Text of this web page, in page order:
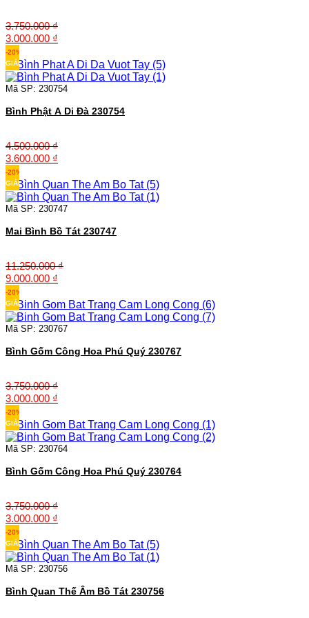
3.750.000₫
Giá
gốc
là:
3.750.000 ₫.
3.000.000 ₫
tại
là:
3.000.000 ₫.
-20%
GIẢM
Mã SP: 230754
Bình Phật A Di Đà 230754
4.500.000₫
Giá
gốc
là:
4.500.000 ₫.
3.600.000 ₫
tại
là:
3.600.000 ₫.
-20%
GIẢM
Mã SP: 230747
Mai Bình Bồ Tát 230747
11.250.000₫
Giá
gốc
là:
11.250.000 ₫.
9.000.000 ₫
tại
là:
9.000.000 ₫.
-20%
GIẢM
Mã SP: 230767
Bình Gốm Công Hoa Phú Quý 230767
3.750.000₫
Giá
gốc
là:
3.750.000 ₫.
3.000.000 ₫
tại
là:
3.000.000 ₫.
-20%
GIẢM
Mã SP: 230764
Bình Gốm Công Hoa Phú Quý 230764
3.750.000₫
Giá
gốc
là:
3.750.000 ₫.
3.000.000 ₫
tại
là:
3.000.000 ₫.
-20%
GIẢM
Mã SP: 230756
Bình Quan Thế Âm Bồ Tát 230756